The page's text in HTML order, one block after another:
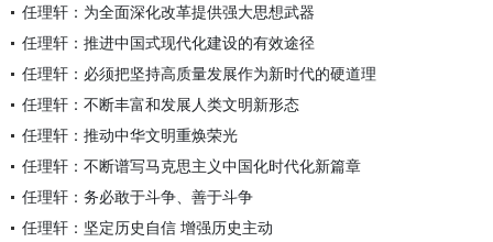
任理轩：为全面深化改革提供强大思想武器
任理轩：推进中国式现代化建设的有效途径
任理轩：必须把坚持高质量发展作为新时代的硬道理
任理轩：不断丰富和发展人类文明新形态
任理轩：推动中华文明重焕荣光
任理轩：不断谱写马克思主义中国化时代化新篇章
任理轩：务必敢于斗争、善于斗争
任理轩：坚定历史自信 增强历史主动